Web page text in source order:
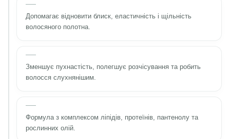
Допомагає відновити блиск, еластичність і щільність
волосяного полотна.
Зменшує пухнастість, полегшує розчісування та робить
волосся слухнянішим.
Формула з комплексом ліпідів, протеїнів, пантенолу та
рослинних олій.